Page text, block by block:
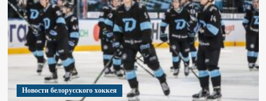
Новости белорусского хоккея